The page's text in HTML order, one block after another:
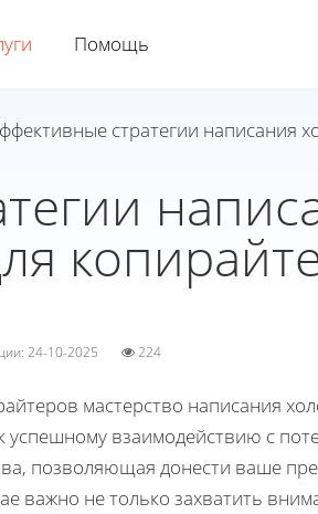
Помощь
стратегии написания
24-10-2025 224
мастерство написания
успешному взаимодействию с
позволяющая донести ваше
важно не только захватить